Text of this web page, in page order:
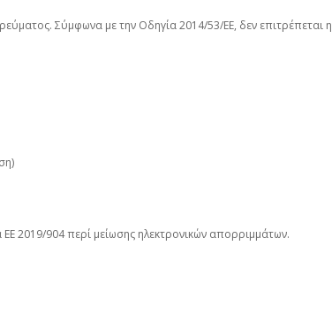
Σύμφωνα με την Οδηγία 2014/53/ΕΕ, δεν επιτρέπεται η
2019/904 περί μείωσης ηλεκτρονικών απορριμμάτων.